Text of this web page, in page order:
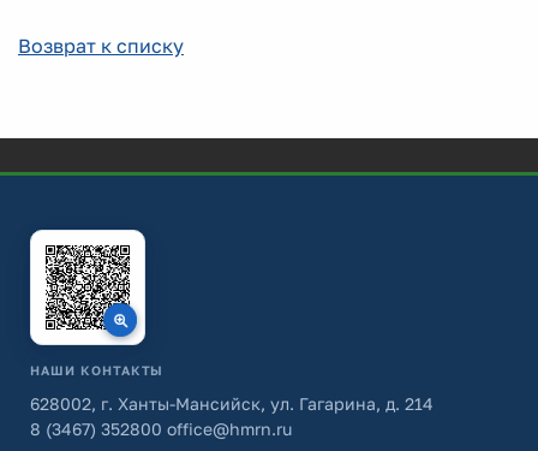
Возврат к списку
НАШИ КОНТАКТЫ
628002, г. Ханты-Мансийск, ул. Гагарина, д. 214
8 (3467) 352800 office@hmrn.ru